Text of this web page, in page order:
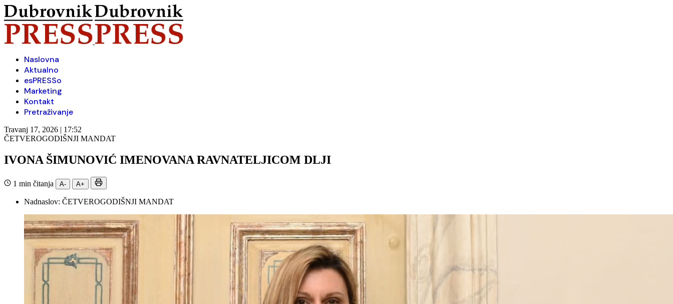
Naslovna
Aktualno
esPRESSo
Marketing
Kontakt
Pretraživanje
Travanj 17, 2026 | 17:52
ČETVEROGODIŠNJI MANDAT
IVONA ŠIMUNOVIĆ IMENOVANA RAVNATELJICOM DLJI
1 min čitanja A- A+
Nadnaslov: ČETVEROGODIŠNJI MANDAT